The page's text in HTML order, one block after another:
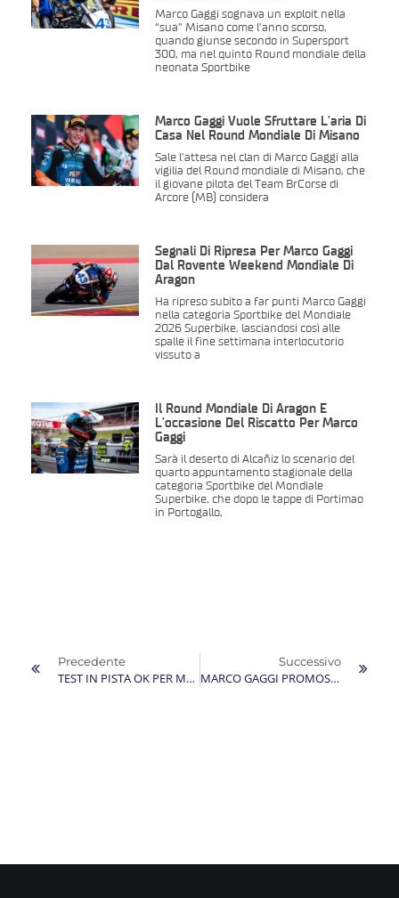
Marco Gaggi sognava un exploit nella
“sua” Misano come l’anno scorso,
quando giunse secondo in Supersport
300, ma nel quinto Round mondiale della
neonata Sportbike
Marco Gaggi Vuole Sfruttare L’aria Di
Casa Nel Round Mondiale Di Misano
Sale l’attesa nel clan di Marco Gaggi alla
vigilia del Round mondiale di Misano, che
il giovane pilota del Team BrCorse di
Arcore (MB) considera
Segnali Di Ripresa Per Marco Gaggi
Dal Rovente Weekend Mondiale Di
Aragon
Ha ripreso subito a far punti Marco Gaggi
nella categoria Sportbike del Mondiale
2026 Superbike, lasciandosi così alle
spalle il fine settimana interlocutorio
vissuto a
Il Round Mondiale Di Aragon È
L’occasione Del Riscatto Per Marco
Gaggi
Sarà il deserto di Alcañiz lo scenario del
quarto appuntamento stagionale della
categoria Sportbike del Mondiale
Superbike, che dopo le tappe di Portimao
in Portogallo,
Precedente
TEST IN PISTA OK PER MARCO GAGGI ANCHE AL CIRCUIT DE BARCELONA-CATALUNYA
Successivo
MARCO GAGGI PROMOSSO ALL’ESORDIO NEL CAMPIONATO VELOCITÀ 2021